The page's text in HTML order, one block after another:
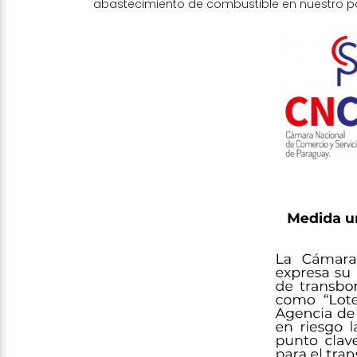
abastecimiento de combustible en nuestro